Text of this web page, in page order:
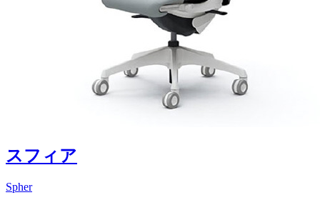
スフィア
Spher